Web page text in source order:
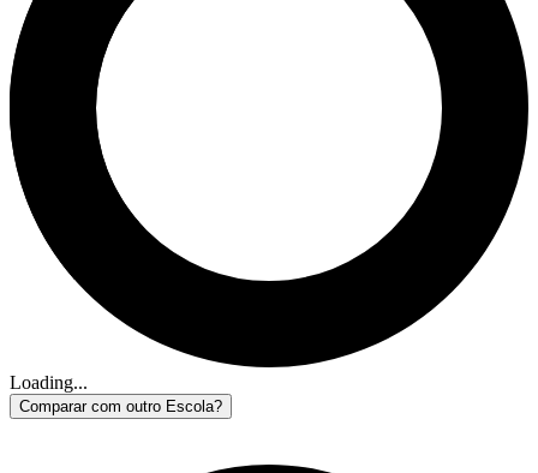
Loading...
Comparar com outro Escola?